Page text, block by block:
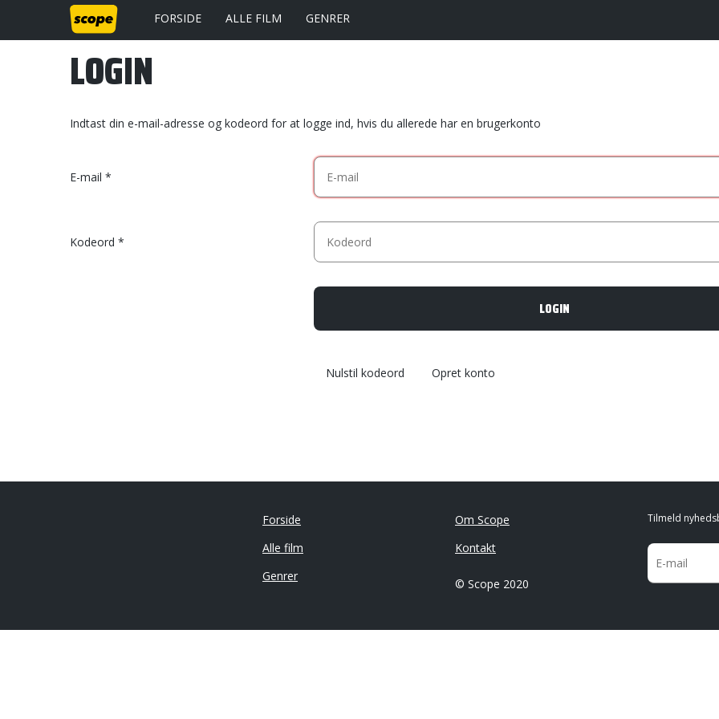
FORSIDE ALLE FILM GENRER
LOGIN
Indtast din e-mail-adresse og kodeord for at logge ind, hvis du allerede har en brugerkonto
E-mail
Kodeord
Nulstil kodeord Opret konto
Forside
Alle film
Genrer
Om Scope
Kontakt
© Scope 2020
Tilmeld